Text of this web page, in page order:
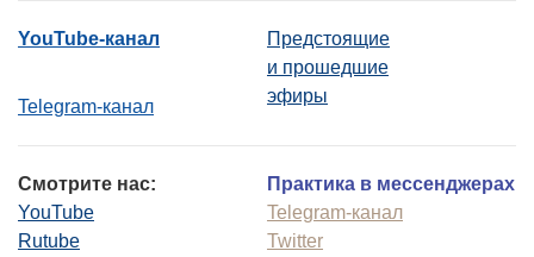
YouTube-канал
Telegram-канал
Предстоящие
и прошедшие
эфиры
Смотрите нас:
YouTube
Rutube
Практика в мессенджерах
Telegram-канал
Twitter